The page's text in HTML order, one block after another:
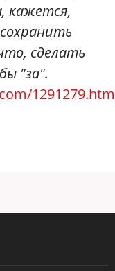
кажется,
сделать
"за".